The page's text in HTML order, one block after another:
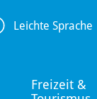
Freizeit &
Leichte Sprache